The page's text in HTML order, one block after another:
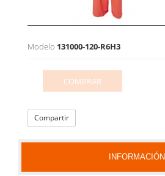
Modelo 131000-120-R6H3
COMPRAR
Compartir
INFORMACIÓN